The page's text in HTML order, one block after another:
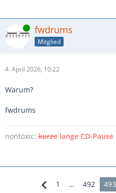
Online fwdrums
Mitglied
4. April 2026, 10:22
Warum?
fwdrums
nontoxic: kurze lange CD-Pause
1 … 492 493